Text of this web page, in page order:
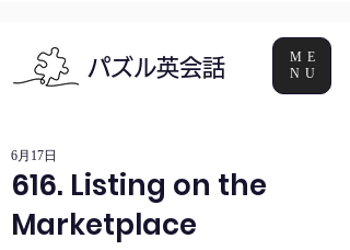
パズル英会話
ME
NU
616. Listing on the
Marketplace
6月17日